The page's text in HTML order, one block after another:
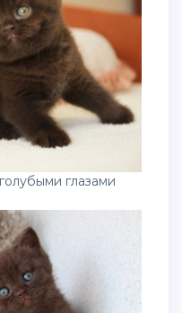
глазами